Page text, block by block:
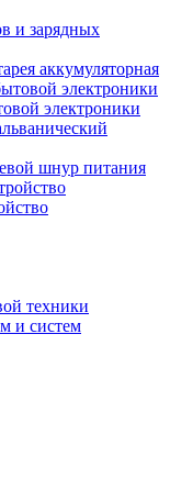
и зарядных
аккумуляторная
электроники
шнур питания
техники
и систем